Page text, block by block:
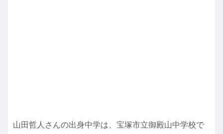
山田哲人さんの出身中学は、宝塚市立御殿山中学校で